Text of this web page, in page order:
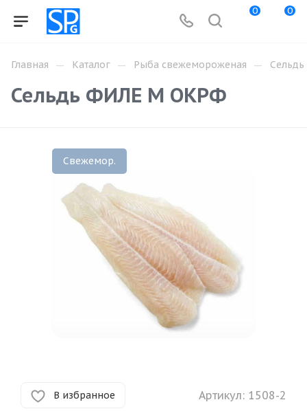
0 0
Главная — Каталог — Рыба свежемороженая — Сельдь
Сельдь ФИЛЕ M ОКРФ
Свежемор.
В избранное Артикул: 1508-2